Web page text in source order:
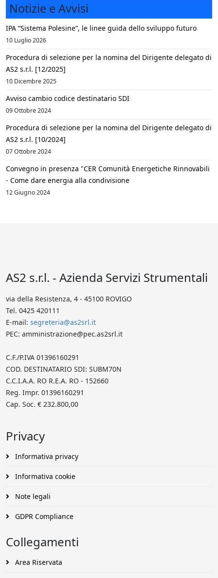
Notizie e Avvisi
IPA “Sistema Polesine”, le linee guida dello sviluppo futuro
10 Luglio 2026
Procedura di selezione per la nomina del Dirigente delegato di
AS2 s.r.l. [12/2025]
10 Dicembre 2025
Avviso cambio codice destinatario SDI
09 Ottobre 2024
Procedura di selezione per la nomina del Dirigente delegato di
AS2 s.r.l. [10/2024]
07 Ottobre 2024
Convegno in presenza "CER Comunità Energetiche Rinnovabili
- Come dare energia alla condivisione
12 Giugno 2024
AS2 s.r.l. - Azienda Servizi Strumentali
via della Resistenza, 4 - 45100 ROVIGO
Tel. 0425 420111
E-mail: segreteria@as2srl.it
PEC: amministrazione@pec.as2srl.it
C.F./P.IVA 01396160291
COD. DESTINATARIO SDI: SUBM70N
C.C.I.A.A. RO R.E.A. RO - 152660
Reg. Impr. 01396160291
Cap. Soc. € 232.800,00
Privacy
Informativa privacy
Informativa cookie
Note legali
GDPR Compliance
Collegamenti
Area Riservata